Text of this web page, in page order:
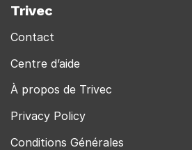
Trivec
Contact
Centre d’aide
À propos de Trivec
Privacy Policy
Conditions Générales